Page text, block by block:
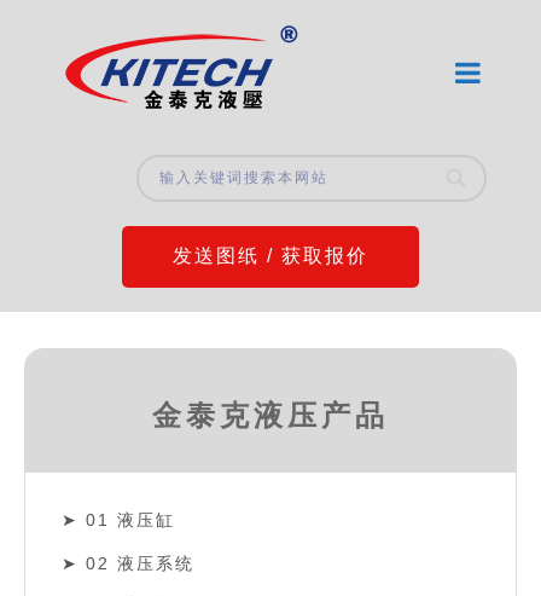
发送图纸 / 获取报价
金泰克液压产品
01 液压缸
02 液压系统